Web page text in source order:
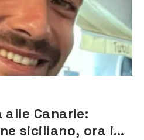
alle Canarie:
siciliano, ora in